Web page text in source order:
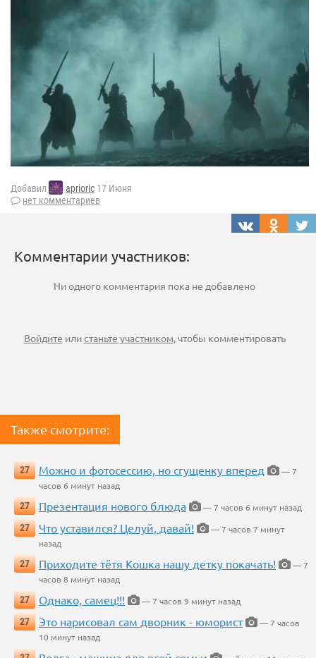
Добавил aprioric 17 Июня
нет комментариев
Комментарии участников:
Ни одного комментария пока не добавлено
Войдите илистаньте участником, чтобы комментировать
Также смотрите:
27 Можно и фотосессию, но сгущенку вперед
— 7
часов 6 минут назад
27
Презентация нового блюда
— 7 часов 6 минут назад
27
Что уставился? Целуй, давай!
— 7 часов 7 минут
назад
27
Приходите тётя Кошка нашу детку покачать!
— 7
часов 8 минут назад
27
Однако, самец!!!
— 7 часов 9 минут назад
27
Это нарисовал сам дворник - юморист
— 7 часов
10 минут назад